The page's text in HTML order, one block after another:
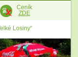
Ceník
ZDE
Losiny“